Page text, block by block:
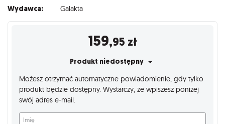
Wydawca: Galakta
159,95 zł
Produkt niedostępny
Możesz otrzymać automatyczne powiadomienie, gdy tylko
produkt będzie dostępny. Wystarczy, że wpiszesz poniżej
swój adres e-mail.
Imię